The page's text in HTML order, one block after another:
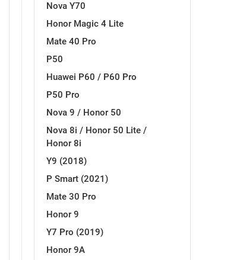
Nova Y70
Honor Magic 4 Lite
Mate 40 Pro
P50
Huawei P60 / P60 Pro
P50 Pro
Nova 9 / Honor 50
Nova 8i / Honor 50 Lite /
Honor 8i
Y9 (2018)
P Smart (2021)
Mate 30 Pro
Honor 9
Y7 Pro (2019)
Honor 9A
Monogrami